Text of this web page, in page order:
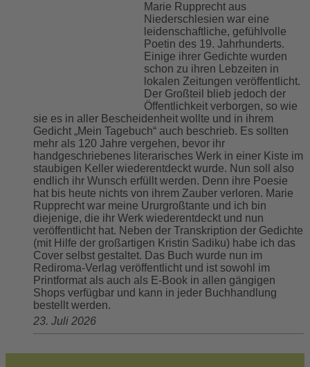
Marie Rupprecht aus
Niederschlesien war eine
leidenschaftliche, gefühlvolle
Poetin des 19. Jahrhunderts.
Einige ihrer Gedichte wurden
schon zu ihren Lebzeiten in
lokalen Zeitungen veröffentlicht.
Der Großteil blieb jedoch der
Öffentlichkeit verborgen, so wie
sie es in aller Bescheidenheit wollte und in ihrem
Gedicht „Mein Tagebuch“ auch beschrieb. Es sollten
mehr als 120 Jahre vergehen, bevor ihr
handgeschriebenes literarisches Werk in einer Kiste im
staubigen Keller wiederentdeckt wurde. Nun soll also
endlich ihr Wunsch erfüllt werden. Denn ihre Poesie
hat bis heute nichts von ihrem Zauber verloren. Marie
Rupprecht war meine Ururgroßtante und ich bin
diejenige, die ihr Werk wiederentdeckt und nun
veröffentlicht hat. Neben der Transkription der Gedichte
(mit Hilfe der großartigen Kristin Sadiku) habe ich das
Cover selbst gestaltet. Das Buch wurde nun im
Rediroma-Verlag veröffentlicht und ist sowohl im
Printformat als auch als E-Book in allen gängigen
Shops verfügbar und kann in jeder Buchhandlung
bestellt werden.
23. Juli 2026